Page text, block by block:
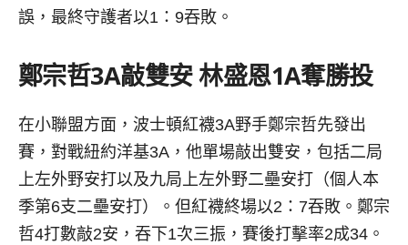
誤，最終守護者以1：9吞敗。
鄭宗哲3A敲雙安 林盛恩1A奪勝投
在小聯盟方面，波士頓紅襪3A野手鄭宗哲先發出
賽，對戰紐約洋基3A，他單場敲出雙安，包括二局
上左外野安打以及九局上左外野二壘安打（個人本
季第6支二壘安打）。但紅襪終場以2：7吞敗。鄭宗
哲4打數敲2安，吞下1次三振，賽後打擊率2成34。